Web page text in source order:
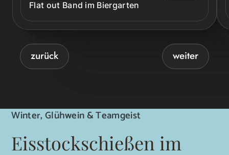
Flat out Band im Biergarten
zurück weiter
Winter, Glühwein & Teamgeist
Eisstockschießen im